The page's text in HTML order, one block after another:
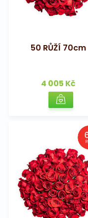
50 RŮŽÍ 70cm
4 005 Kč